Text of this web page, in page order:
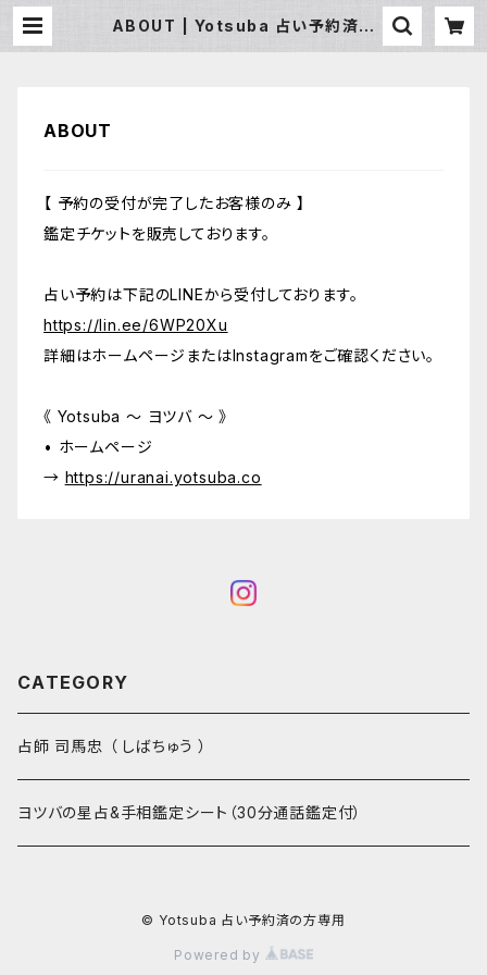
ABOUT | Yotsuba 占い予約済の
ABOUT
【 予約の受付が完了したお客様のみ 】
鑑定チケットを販売しております。
占い予約は下記のLINEから受付しております。
https://lin.ee/6WP20Xu
詳細はホームページまたはInstagramをご確認ください。
《 Yotsuba 〜 ヨツバ 〜 》
• ホームページ
→ https://uranai.yotsuba.co
CATEGORY
占師 司馬忠 （ しばちゅう ）
ヨツバの星占&手相鑑定シート（30分通話鑑定付）
© Yotsuba 占い予約済の方専用
Powered by